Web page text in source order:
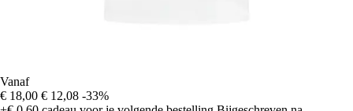
Vanaf
€ 18,00 € 12,08 -33%